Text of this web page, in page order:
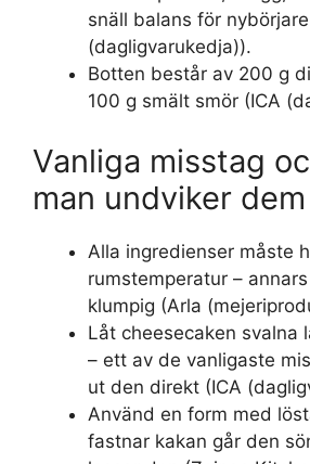
snäll balans för
(dagligvarukedja)).
Botten består av 200 g
100 g smält smör (ICA
Vanliga misstag
man undviker dem
Alla ingredienser måste
rumstemperatur –
klumpig (Arla
Låt cheesecaken svalna
– ett av de vanligaste
ut den direkt (ICA
Använd en form med
fastnar kakan går den